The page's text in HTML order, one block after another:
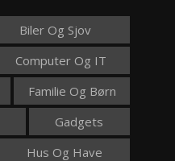
Biler Og Sjov
Computer Og IT
Familie Og Børn
Gadgets
Hus Og Have